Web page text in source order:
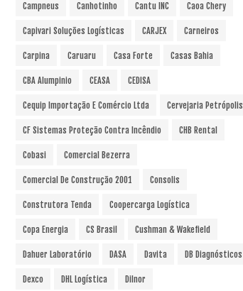
Campneus Canhotinho Cantu INC Caoa Chery
Capivari Soluções Logísticas CARJEX Carneiros
Carpina Caruaru Casa Forte Casas Bahia
CBA Alumpinio CEASA CEDISA
Cequip Importação E Comércio Ltda Cervejaria Petrópolis
CF Sistemas Proteção Contra Incêndio CHB Rental
Cobasi Comercial Bezerra
Comercial De Construção 2001 Consolis
Construtora Tenda Coopercarga Logística
Copa Energia CS Brasil Cushman & Wakefield
Dahuer Laboratório DASA Davita DB Diagnósticos
Dexco DHL Logística Dilnor